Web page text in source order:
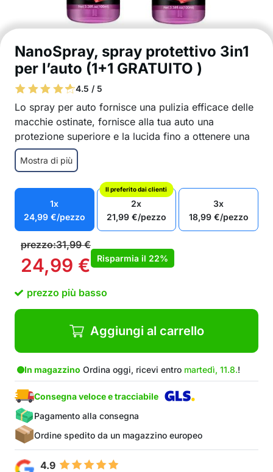
NanoSpray, spray protettivo 3in1
per l’auto (1+1 GRATUITO )
4.5 / 5
Lo spray per auto fornisce una pulizia efficace delle
macchie ostinate, fornisce alla tua auto una
protezione superiore e la lucida fino a ottenere una
superfice brillante!
Pulizia auto senz’acqua – spruzzare e pulire con
Rimuove perfettamente sporco ostinato,
mosche, fango, grasso e polvere
Lo spray per auto forma uno strato protettivo
Lucidatura per auto: fornisce e ripristina
un’elevata brillantezza
Aiuta a coprire e riparare graffi e abrasioni
pulizie e autolavaggi
La confezione contiene: 1 spray per auto 3 in 1
+ 1 spray per auto 3 in 1 GRATUITO
Mostra di più
1x
24,99 €/pezzo
Il preferito dai clienti
2x
21,99 €/pezzo
3x
18,99 €/pezzo
prezzo:31,99€
24,99 € Risparmia il 22%
prezzo più basso
Aggiungi al carrello
In magazzino Ordina oggi, ricevi entro martedì, 11.8.!
Consegna veloce e tracciabile
Pagamento alla consegna
Ordine spedito da un magazzino europeo
4.9